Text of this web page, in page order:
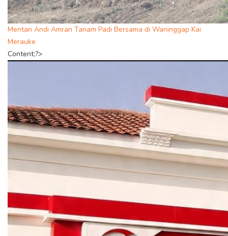
Mentan Andi Amran Tanam Padi Bersama di Waninggap Kai
Merauke
Content;?>